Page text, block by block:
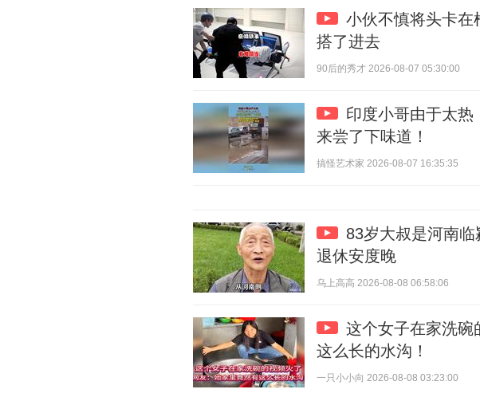
小伙不慎将头卡在
搭了进去
90后的秀才 2026-08-07 05:30:00
印度小哥由于太热
来尝了下味道！
搞怪艺术家 2026-08-07 16:35:35
83岁大叔是河南
退休安度晚
乌上高高 2026-08-08 06:58:06
这个女子在家洗碗
这么长的水沟！
一只小小向 2026-08-08 03:23:00